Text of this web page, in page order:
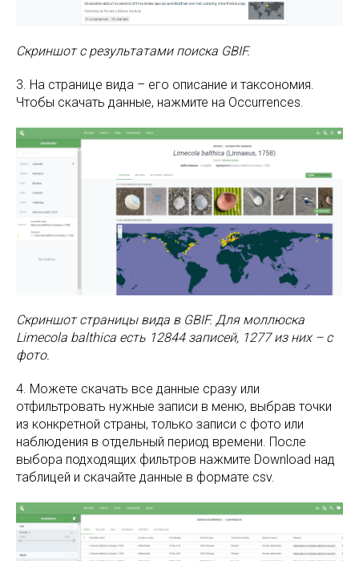
Скриншот с результатами поиска GBIF.
3. На странице вида – его описание и таксономия.
Чтобы скачать данные, нажмите на Occurrences.
Скриншот страницы вида в GBIF. Для моллюска
Limecola balthica есть 12844 записей, 1277 из них – с
фото.
4. Можете скачать все данные сразу или
отфильтровать нужные записи в меню, выбрав точки
из конкретной страны, только записи с фото или
наблюдения в отдельный период времени. После
выбора подходящих фильтров нажмите Download над
таблицей и скачайте данные в формате csv.